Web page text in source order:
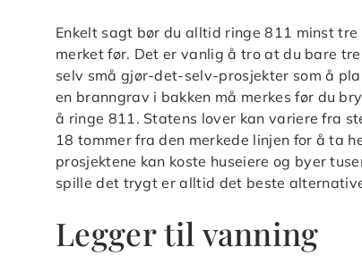
Enkelt sagt bør du alltid ringe 811 minst
merket før. Det er vanlig å tro at du bare
selv små gjør-det-selv-prosjekter som å
en branngrav i bakken må merkes før du
å ringe 811. Statens lover kan variere fra
18 tommer fra den merkede linjen for å ta
prosjektene kan koste huseiere og byer
spille det trygt er alltid det beste
Legger til vanning